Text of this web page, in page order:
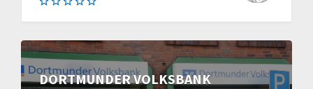
DORTMUNDER VOLKSBANK